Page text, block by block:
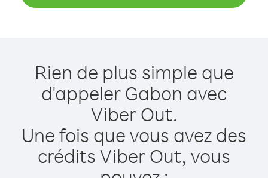
Rien de plus simple que
d'appeler Gabon avec
Viber Out.
Une fois que vous avez des
crédits Viber Out, vous